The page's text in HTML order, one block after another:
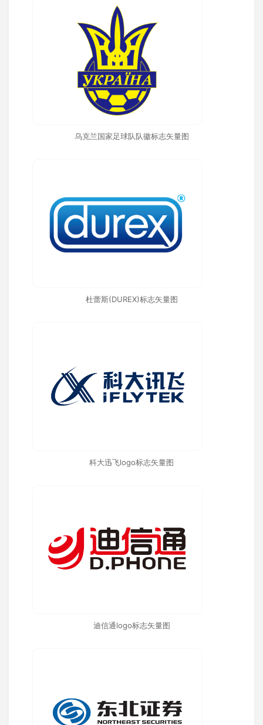
乌克兰国家足球队队徽标志矢量图
杜蕾斯(DUREX)标志矢量图
科大迅飞logo标志矢量图
迪信通logo标志矢量图